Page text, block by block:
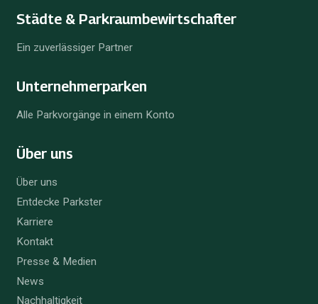
Städte & Parkraum­bewirtschafter
Ein zuverlässiger Partner
Unternehmer­parken
Alle Parkvorgänge in einem Konto
Über uns
Über uns
Entdecke Parkster
Karriere
Kontakt
Presse & Medien
News
Nachhaltigkeit